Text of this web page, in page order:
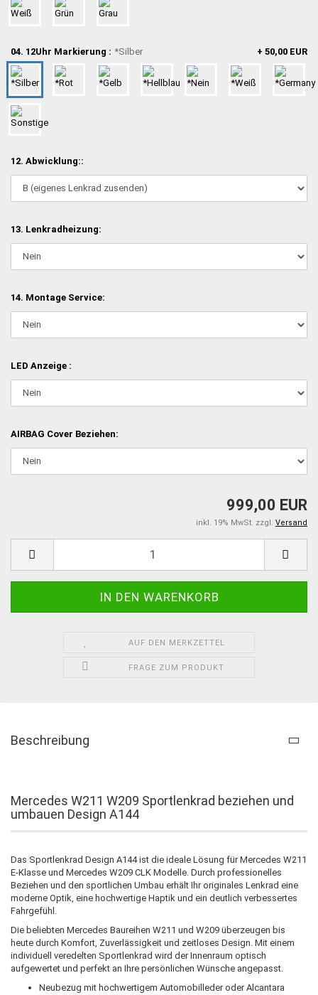
04. 12Uhr Markierung : *Silber + 50,00 EUR
12. Abwicklung::
13. Lenkradheizung:
14. Montage Service:
LED Anzeige :
AIRBAG Cover Beziehen:
999,00 EUR
inkl. 19% MwSt. zzgl. Versand
AUF DEN MERKZETTEL
FRAGE ZUM PRODUKT
Beschreibung
Mercedes W211 W209 Sportlenkrad beziehen und
umbauen Design A144
Das Sportlenkrad Design A144 ist die ideale Lösung für Mercedes W211
E-Klasse und Mercedes W209 CLK Modelle. Durch professionelles
Beziehen und den sportlichen Umbau erhält Ihr originales Lenkrad eine
moderne Optik, eine hochwertige Haptik und ein deutlich verbessertes
Fahrgefühl.
Die beliebten Mercedes Baureihen W211 und W209 überzeugen bis
heute durch Komfort, Zuverlässigkeit und zeitloses Design. Mit einem
individuell veredelten Sportlenkrad wird der Innenraum optisch
aufgewertet und perfekt an Ihre persönlichen Wünsche angepasst.
Neubezug mit hochwertigem Automobilleder oder Alcantara